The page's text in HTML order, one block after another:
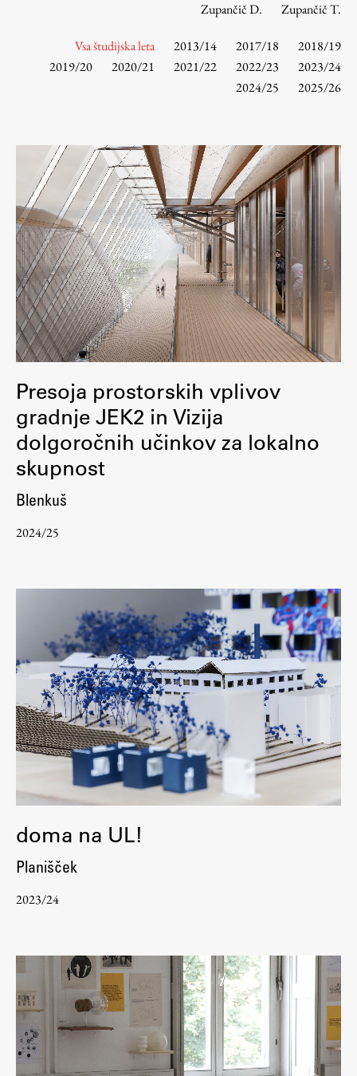
Urniki
Študijski programi
Predmeti
Izbirni moduli EMŠA
Vpis
Zaključek študija
Mednarodne izmenjave
Študijske prakse
Spletna učilnica
ŠIS (SI)
ŠIS (EN)
Aktualno
Obvestila
Program dela
Raziskovanje
Raziskovalni projekti
Dosežki
Svetlobni LAB
Seminarske teme
Gostujoči profesor
Delavnice
Študentski projekti
Ekskurzije
Zupančič D.
Zupančič T.
Vsa študijska leta 2013/14 2017/18
2018/19
2019/20
2020/21 2021/22 2022/23
2023/24
2024/25
2025/26
Presoja prostorskih vplivov
gradnje JEK2 in Vizija
dolgoročnih učinkov za lokalno
skupnost
Blenkuš
2024/25
doma na UL!
Planišček
2023/24